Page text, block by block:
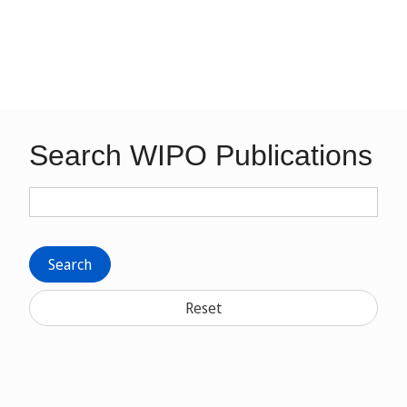
Search WIPO Publications
Search
Reset